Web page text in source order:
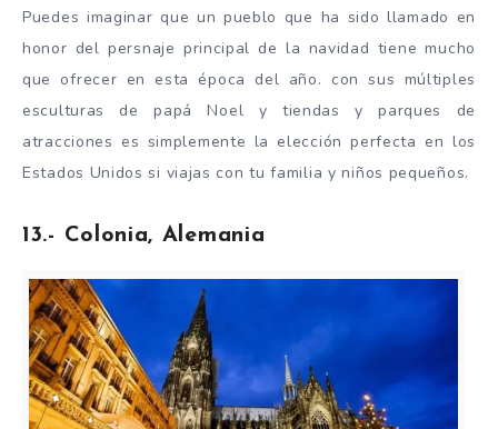
Puedes imaginar que un pueblo que ha sido llamado en
honor del persnaje principal de la navidad tiene mucho
que ofrecer en esta época del año. con sus múltiples
esculturas de papá Noel y tiendas y parques de
atracciones es simplemente la elección perfecta en los
Estados Unidos si viajas con tu familia y niños pequeños.
13.- Colonia, Alemania